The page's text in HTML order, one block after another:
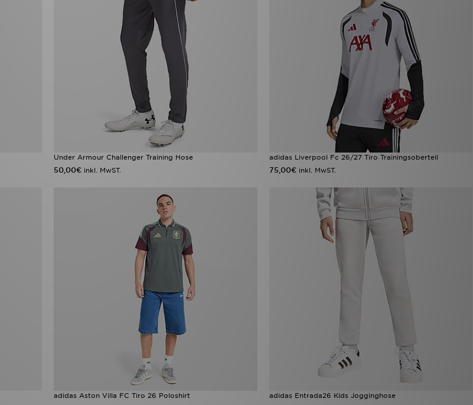
Under Armour Challenger Training Hose
50,00€ inkl. MwST.
adidas Liverpool Fc 26/27 Tiro Trainingsoberteil
75,00€ inkl. MwST.
adidas Aston Villa FC Tiro 26 Poloshirt adidas Entrada26 Kids Jogginghose